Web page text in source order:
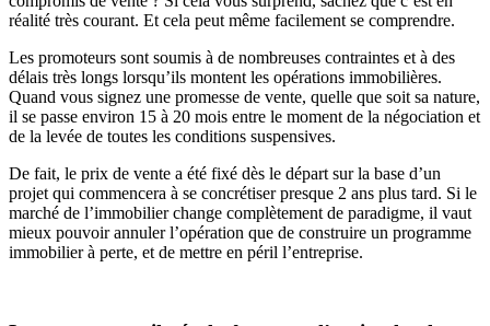
réalité très courant. Et cela peut même facilement se comprendre.
Les promoteurs sont soumis à de nombreuses contraintes et à des
délais très longs lorsqu’ils montent les opérations immobilières.
Quand vous signez une promesse de vente, quelle que soit sa nature,
il se passe environ 15 à 20 mois entre le moment de la négociation et
de la levée de toutes les conditions suspensives.
De fait, le prix de vente a été fixé dès le départ sur la base d’un
projet qui commencera à se concrétiser presque 2 ans plus tard. Si le
marché de l’immobilier change complètement de paradigme, il vaut
mieux pouvoir annuler l’opération que de construire un programme
immobilier à perte, et de mettre en péril l’entreprise.